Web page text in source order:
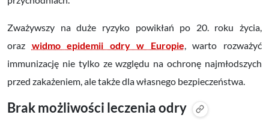
Zważywszy na duże ryzyko powikłań po 20. roku życia,
oraz widmo epidemii odry w Europie, warto rozważyć
immunizację nie tylko ze względu na ochronę najmłodszych
przed zakażeniem, ale także dla własnego bezpieczeństwa.
Brak możliwości leczenia odry